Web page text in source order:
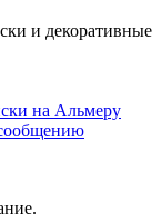
и декоративные
на Альмеру